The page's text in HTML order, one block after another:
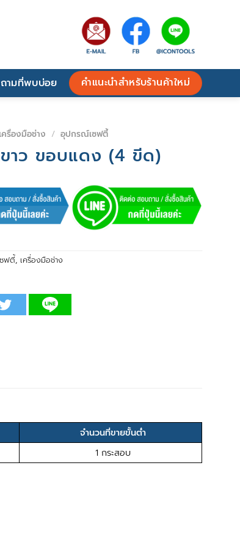
ามที่พบบ่อย คำแนะนำสำหรับร้านค้าใหม่
เครื่องมือช่าง / อุปกรณ์เซฟตี้
าว ขอบแดง (4 ขีด)
ฟตี้, เครื่องมือช่าง
จำนวนที่ขายขั้นต่ำ
1 กระสอบ